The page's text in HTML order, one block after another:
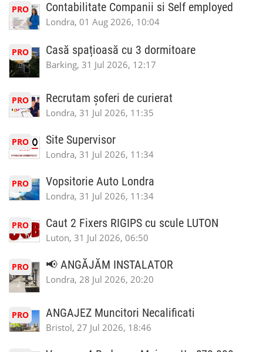
PRO Contabilitate Companii si Self employed
Londra, 01 Aug 2026, 10:04
PRO Casă spațioasă cu 3 dormitoare
Barking, 31 Jul 2026, 12:17
PRO Recrutam șoferi de curierat
Londra, 31 Jul 2026, 11:35
PRO Site Supervisor
Londra, 31 Jul 2026, 11:34
PRO Vopsitorie Auto Londra
Londra, 31 Jul 2026, 11:34
PRO Caut 2 Fixers RIGIPS cu scule LUTON
Luton, 31 Jul 2026, 06:50
PRO 📢 ANGĂJĂM INSTALATOR
Londra, 28 Jul 2026, 20:20
PRO ANGAJEZ Muncitori Necalificati
Bristol, 27 Jul 2026, 18:46